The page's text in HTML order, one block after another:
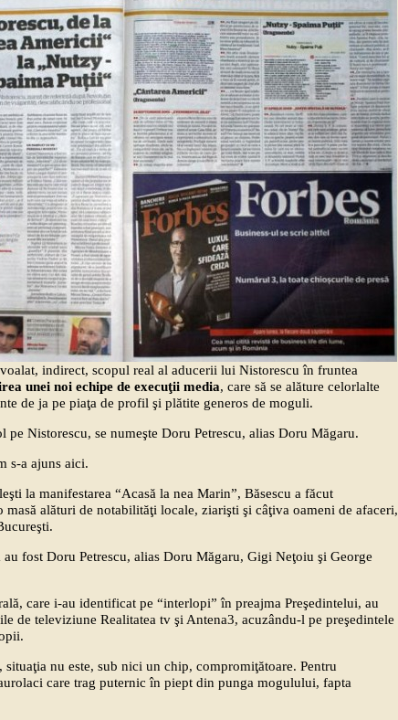
indirect, scopul real al aducerii lui Nistorescu în fruntea
unei noi echipe de execuţii media, care să se alăture celorlalte
de ja pe piaţa de profil şi plătite generos de moguli.
Nistorescu, se numeşte Doru Petrescu, alias Doru Măgaru.
s-a ajuns aici.
la manifestarea “Acasă la nea Marin”, Băsescu a făcut
masă alături de notabilităţi locale, ziarişti şi câţiva oameni de afaceri,
fost Doru Petrescu, alias Doru Măgaru, Gigi Neţoiu şi George
care i-au identificat pe “interlopi” în preajma Preşedintelui, au
de televiziune Realitatea tv şi Antena3, acuzându-l pe preşedintele
situaţia nu este, sub nici un chip, compromiţătoare. Pentru
care trag puternic în piept din punga mogulului, fapta